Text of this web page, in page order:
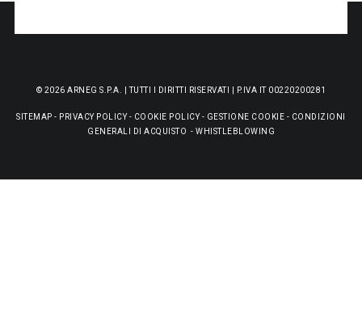
© 2026 ARNEG S.P.A. | TUTTI I DIRITTI RISERVATI | P.IVA IT 00220200281
SITEMAP - PRIVACY POLICY- COOKIE POLICY- GESTIONE COOKIE - CONDIZIONI
GENERALI DI ACQUISTO - WHISTLEBLOWING